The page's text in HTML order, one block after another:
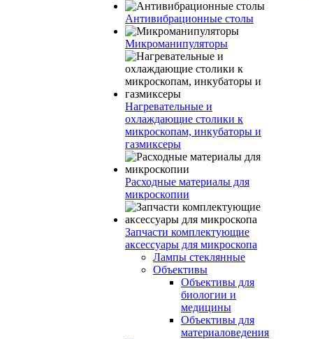
Антивибрационные столы
Микроманипуляторы
Нагревательные и
охлаждающие столики к
микроскопам, инкубаторы и
газмиксеры
Расходные материалы для
микроскопии
Запчасти комплектующие
аксессуары для микроскопа
Лампы стеклянные
Объективы
Объективы для
биологии и
медицины
Объективы для
материаловедения